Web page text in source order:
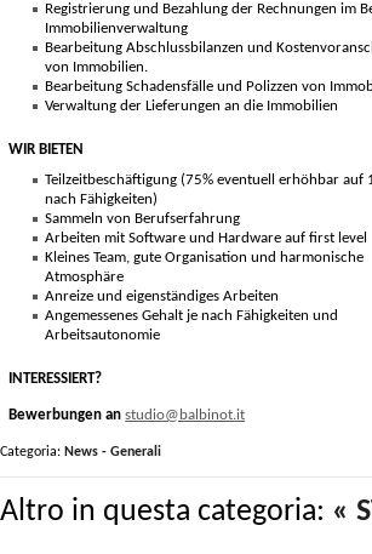
Registrierung und Bezahlung der Rechnungen im
Immobilienverwaltung
Bearbeitung Abschlussbilanzen und
von Immobilien.
Bearbeitung Schadensfälle und Polizzen von
Verwaltung der Lieferungen an die Immobilien
WIR BIETEN
Teilzeitbeschäftigung (75% eventuell erhöhbar auf
nach Fähigkeiten)
Sammeln von Berufserfahrung
Arbeiten mit Software und Hardware auf first level
Kleines Team, gute Organisation und harmonische
Atmosphäre
Anreize und eigenständiges Arbeiten
Angemessenes Gehalt je nach Fähigkeiten und
Arbeitsautonomie
INTERESSIERT?
Bewerbungen anstudio@balbinot.it
Categoria: News - Generali
Altro in questa categoria: «